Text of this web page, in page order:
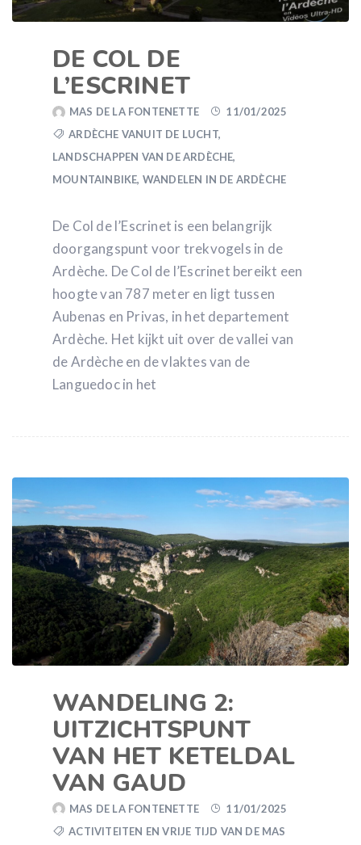
DE COL DE
L’ESCRINET
MAS DE LA FONTENETTE
11/01/2025
ARDÈCHE VANUIT DE LUCHT,
LANDSCHAPPEN VAN DE ARDÈCHE,
MOUNTAINBIKE, WANDELEN IN DE ARDÈCHE
De Col de l’Escrinet is een belangrijk
doorgangspunt voor trekvogels in de
Ardèche. De Col de l’Escrinet bereikt een
hoogte van 787 meter en ligt tussen
Aubenas en Privas, in het departement
Ardèche. Het kijkt uit over de vallei van
de Ardèche en de vlaktes van de
Languedoc in het
WANDELING 2:
UITZICHTSPUNT
VAN HET KETELDAL
VAN GAUD
MAS DE LA FONTENETTE
11/01/2025
ACTIVITEITEN EN VRIJE TIJD VAN DE MAS